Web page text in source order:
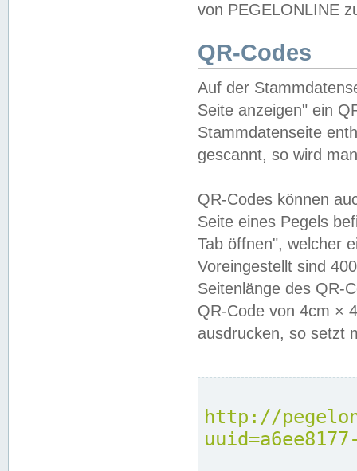
von PEGELONLINE
QR-Codes
Auf der
Seite anzeigen" ein
Stammdatenseite
gescannt, so wird
QR-Codes können
Seite eines Pegels
Tab öffnen", welcher
Voreingestellt sind
Seitenlänge des QR-
QR-Code von 4cm ×
ausdrucken, so setzt
http://